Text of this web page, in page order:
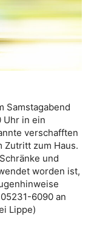
Samstagabend
Uhr in ein
verschafften
Zutritt zum Haus.
und
worden ist,
6090 an
Lippe)